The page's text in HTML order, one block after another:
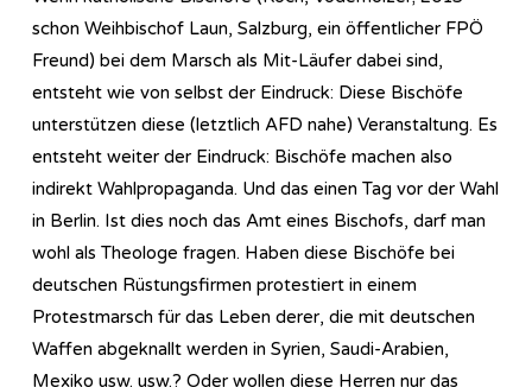
schon Weihbischof Laun, Salzburg, ein öffentlicher FPÖ
Freund) bei dem Marsch als Mit-Läufer dabei sind,
entsteht wie von selbst der Eindruck: Diese Bischöfe
unterstützen diese (letztlich AFD nahe) Veranstaltung. Es
entsteht weiter der Eindruck: Bischöfe machen also
indirekt Wahlpropaganda. Und das einen Tag vor der Wahl
in Berlin. Ist dies noch das Amt eines Bischofs, darf man
wohl als Theologe fragen. Haben diese Bischöfe bei
deutschen Rüstungsfirmen protestiert in einem
Protestmarsch für das Leben derer, die mit deutschen
Waffen abgeknallt werden in Syrien, Saudi-Arabien,
Mexiko usw. usw.? Oder wollen diese Herren nur das